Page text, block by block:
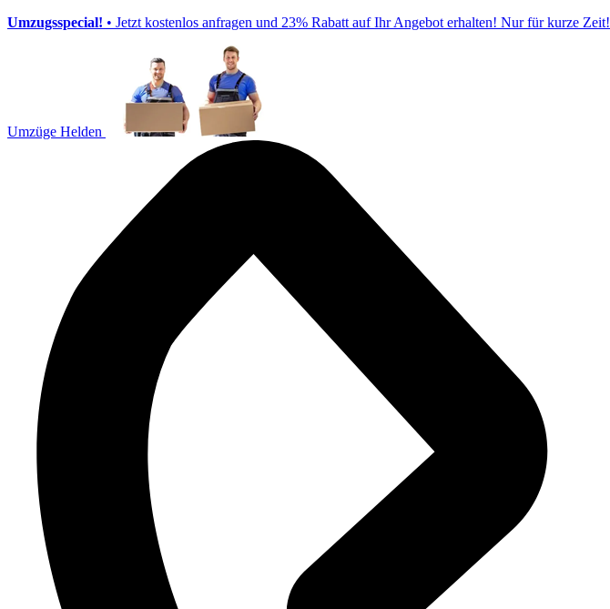
Umzugsspecial! • Jetzt kostenlos anfragen und 23% Rabatt auf Ihr Angebot erhalten! Nur für kurze Zeit!
Umzüge Helden